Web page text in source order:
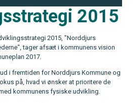
2015
2015, "Norddjurs
tager afsæt i kommunens vision
2017.
i fremtiden for Norddjurs Kommune og
på, hvad vi ønsker at prioritere de
kommunens fysiske udvikling.